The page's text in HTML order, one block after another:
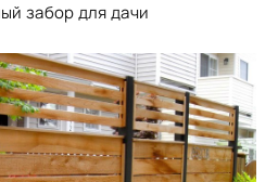
забор для дачи